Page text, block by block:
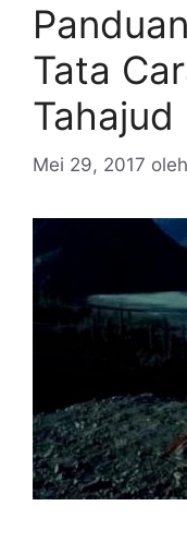
Tata
Tahajud
Mei 29, 2017 oleh